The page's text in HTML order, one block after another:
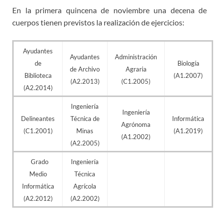
En la primera quincena de noviembre una decena de
cuerpos tienen previstos la realización de ejercicios:
Ayudantes
de
Biblioteca
(A2.2014)
Ayudantes
de Archivo
(A2.2013)
Administración
Agraria
(C1.2005)
Biología
(A1.2007)
Delineantes
(C1.2001)
Ingeniería
Técnica de
Minas
(A2.2005)
Ingeniería
Agrónoma
(A1.2002)
Informática
(A1.2019)
Grado
Medio
Informática
(A2.2012)
Ingeniería
Técnica
Agrícola
(A2.2002)